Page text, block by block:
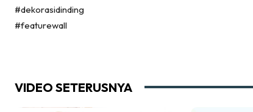
#dekorasidinding
#featurewall
VIDEO SETERUSNYA